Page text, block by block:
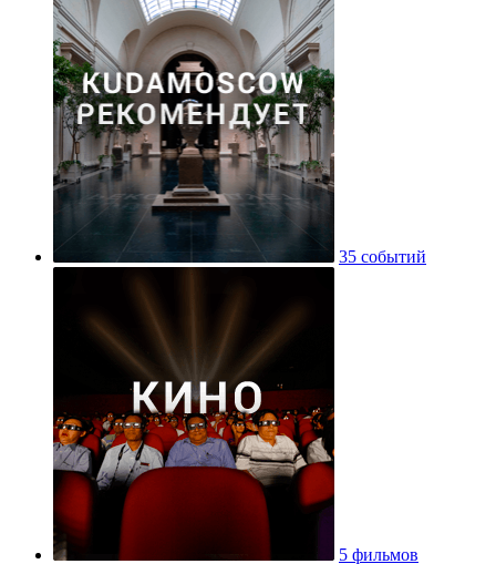
35 событий
5 фильмов